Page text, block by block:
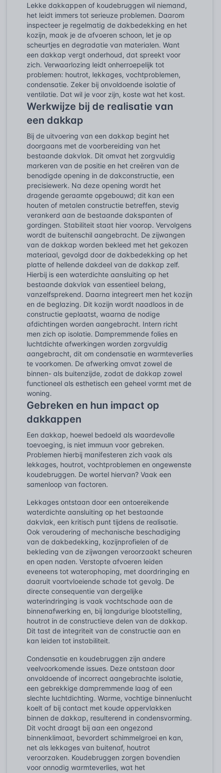
Lekke dakkappen of koudebruggen wil niemand,
het leidt immers tot serieuze problemen. Daarom
inspecteer je regelmatig de dakbedekking en het
kozijn, maak je de afvoeren schoon, let je op
scheurtjes en degradatie van materialen. Want
een dakkap vergt onderhoud, dat spreekt voor
zich. Verwaarlozing leidt onherroepelijk tot
problemen: houtrot, lekkages, vochtproblemen,
condensatie. Zeker bij onvoldoende isolatie of
ventilatie. Dat wil je voor zijn, koste wat het kost.
Werkwijze bij de realisatie van
een dakkap
Bij de uitvoering van een dakkap begint het
doorgaans met de voorbereiding van het
bestaande dakvlak. Dit omvat het zorgvuldig
markeren van de positie en het creëren van de
benodigde opening in de dakconstructie, een
precisiewerk. Na deze opening wordt het
dragende geraamte opgebouwd; dit kan een
houten of metalen constructie betreffen, stevig
verankerd aan de bestaande dakspanten of
gordingen. Stabiliteit staat hier voorop. Vervolgens
wordt de buitenschil aangebracht. De zijwangen
van de dakkap worden bekleed met het gekozen
materiaal, gevolgd door de dakbedekking op het
platte of hellende dakdeel van de dakkap zelf.
Hierbij is een waterdichte aansluiting op het
bestaande dakvlak van essentieel belang,
vanzelfsprekend. Daarna integreert men het kozijn
en de beglazing. Dit kozijn wordt naadloos in de
constructie geplaatst, waarna de nodige
afdichtingen worden aangebracht. Intern richt
men zich op isolatie. Dampremmende folies en
luchtdichte afwerkingen worden zorgvuldig
aangebracht, dit om condensatie en warmteverlies
te voorkomen. De afwerking omvat zowel de
binnen- als buitenzijde, zodat de dakkap zowel
functioneel als esthetisch een geheel vormt met de
woning.
Gebreken en hun impact op
dakkappen
Een dakkap, hoewel bedoeld als waardevolle
toevoeging, is niet immuun voor gebreken.
Problemen hierbij manifesteren zich vaak als
lekkages, houtrot, vochtproblemen en ongewenste
koudebruggen. De wortel hiervan? Vaak een
samenloop van factoren.
Lekkages ontstaan door een ontoereikende
waterdichte aansluiting op het bestaande
dakvlak, een kritisch punt tijdens de realisatie.
Ook veroudering of mechanische beschadiging
van de dakbedekking, kozijnprofielen of de
bekleding van de zijwangen veroorzaakt scheuren
en open naden. Verstopte afvoeren leiden
eveneens tot waterophoping, met doordringing en
daaruit voortvloeiende schade tot gevolg. De
directe consequentie van dergelijke
waterindringing is vaak vochtschade aan de
binnenafwerking en, bij langdurige blootstelling,
houtrot in de constructieve delen van de dakkap.
Dit tast de integriteit van de constructie aan en
kan leiden tot instabiliteit.
Condensatie en koudebruggen zijn andere
veelvoorkomende issues. Deze ontstaan door
onvoldoende of incorrect aangebrachte isolatie,
een gebrekkige dampremmende laag of een
slechte luchtdichting. Warme, vochtige binnenlucht
koelt af bij contact met koude oppervlakken
binnen de dakkap, resulterend in condensvorming.
Dit vocht draagt bij aan een ongezond
binnenklimaat, bevordert schimmelgroei en kan,
net als lekkages van buitenaf, houtrot
veroorzaken. Koudebruggen zorgen bovendien
voor onnodig warmteverlies, wat het